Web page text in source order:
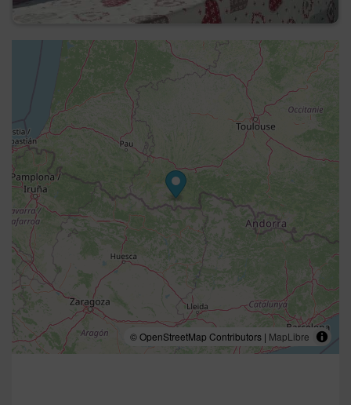
© OpenStreetMap Contributors | MapLibre